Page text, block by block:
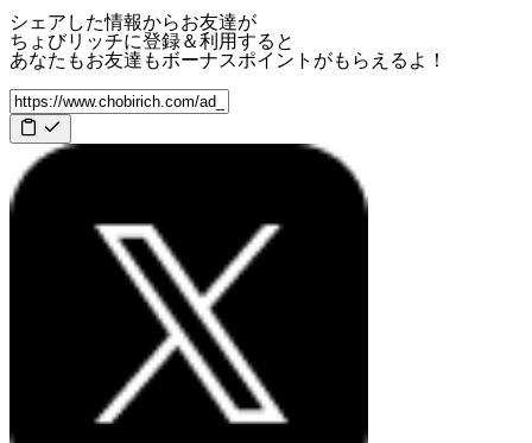
シェアした情報からお友達が
ちょびリッチに登録＆利用すると
あなたもお友達もボーナスポイント がもらえるよ！